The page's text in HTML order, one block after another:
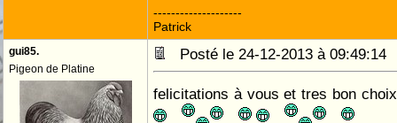
--------------------
Patrick
gui85.
Pigeon de Platine
Posté le 24-12-2013 à
felicitations à vous et tres bon